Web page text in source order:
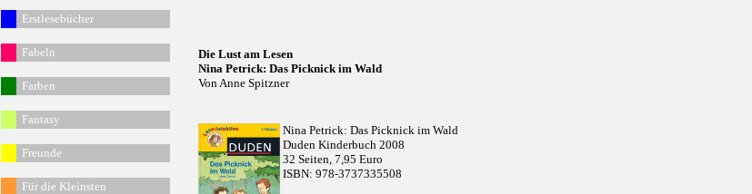
Erstlesebücher
Fabeln
Farben
Fantasy
Freunde
Für die Kleinsten
Die Lust am Lesen
Nina Petrick: Das Picknick im Wald
Von Anne Spitzner
Nina Petrick: Das Picknick im Wald
Duden Kinderbuch 2008
32 Seiten, 7,95 Euro
ISBN: 978-3737335508